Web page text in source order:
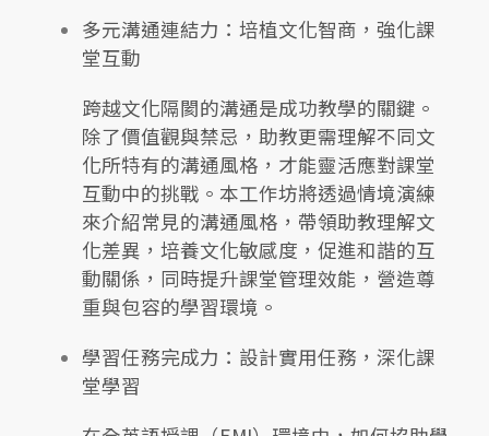
多元溝通連結力：培植文化智商，強化課
堂互動
跨越文化隔閡的溝通是成功教學的關鍵。
除了價值觀與禁忌，助教更需理解不同文
化所特有的溝通風格，才能靈活應對課堂
互動中的挑戰。本工作坊將透過情境演練
來介紹常見的溝通風格，帶領助教理解文
化差異，培養文化敏感度，促進和諧的互
動關係，同時提升課堂管理效能，營造尊
重與包容的學習環境。
學習任務完成力：設計實用任務，深化課
堂學習